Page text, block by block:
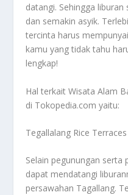
datangi. Sehingga
dan semakin asyik.
tercinta harus
kamu yang tidak tahu
lengkap!
Hal terkaitWisata Alam
di Tokopedia.com yaitu:
Tegallalang Rice Terraces
Selain pegunungan serta
dapat mendatangi
persawahan Tagallang.